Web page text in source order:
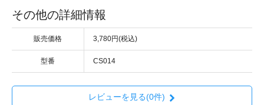
その他の詳細情報
販売価格 3,780円(税込)
型番 CS014
レビューを見る(0件)